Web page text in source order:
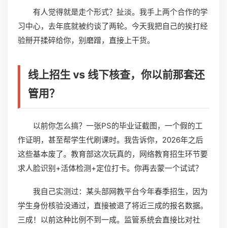
有人觉得就是走个形式？扯淡。我手上两个合作的学
习中心，去年底就被约谈了两轮。今天我把自己的挨打经
验掰开揉碎给你，别磨蹭，直接上干货。
线上招生 vs 线下核查，你以前那套还
管用？
以前你怎么搞？一张PS的毕业证截图，一个假的工
作证明，甚至帮学生代刷课时。我告诉你，2026年之后
这些基本废了。教育部这次玩真的，网络教育招生环节要
求人脸识别+活体检测+定位打卡。你再去蒙一个试试？
我自己实测过：某头部网教平台今年春季招生，因为
学生身份核验没通过，直接被退了将近三成的报名数据。
三成！以前这种比例不到一成。监管系统会直接比对社